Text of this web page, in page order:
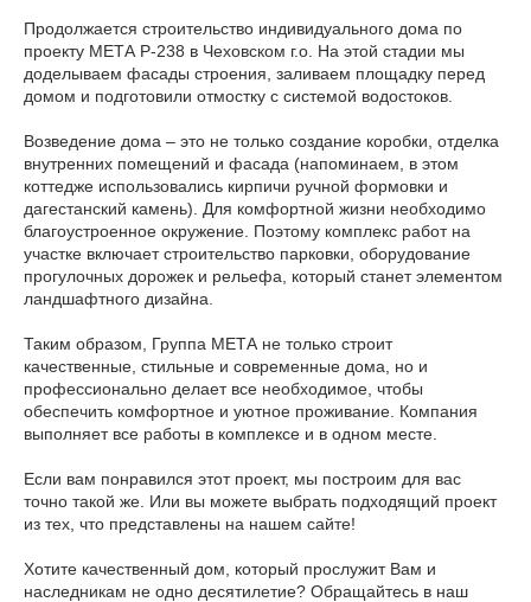
Продолжается строительство индивидуального дома по
проекту МЕТА Р-238 в Чеховском г.о. На этой стадии мы
доделываем фасады строения, заливаем площадку перед
домом и подготовили отмостку с системой водостоков.
Возведение дома – это не только создание коробки, отделка
внутренних помещений и фасада (напоминаем, в этом
коттедже использовались кирпичи ручной формовки и
дагестанский камень). Для комфортной жизни необходимо
благоустроенное окружение. Поэтому комплекс работ на
участке включает строительство парковки, оборудование
прогулочных дорожек и рельефа, который станет элементом
ландшафтного дизайна.
Таким образом, Группа МЕТА не только строит
качественные, стильные и современные дома, но и
профессионально делает все необходимое, чтобы
обеспечить комфортное и уютное проживание. Компания
выполняет все работы в комплексе и в одном месте.
Если вам понравился этот проект, мы построим для вас
точно такой же. Или вы можете выбрать подходящий проект
из тех, что представлены на нашем сайте!
Хотите качественный дом, который прослужит Вам и
наследникам не одно десятилетие? Обращайтесь в наш